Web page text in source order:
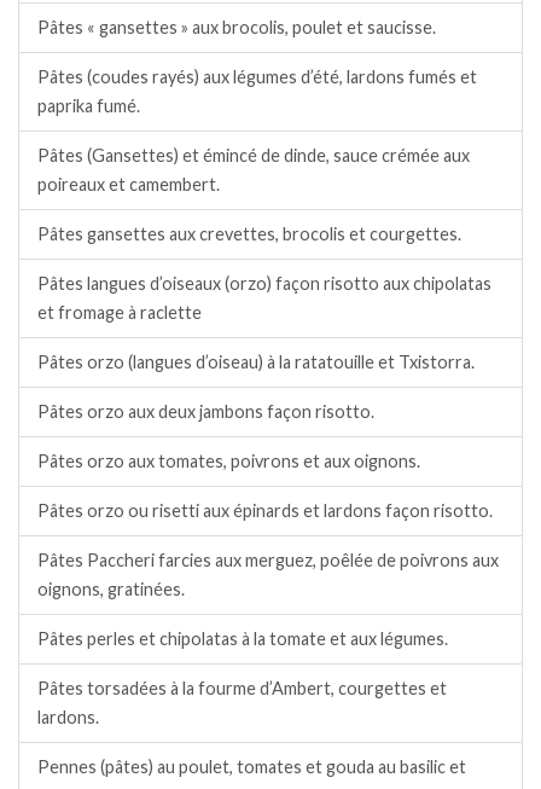
Pâtes « gansettes » aux brocolis, poulet et saucisse.
Pâtes (coudes rayés) aux légumes d’été, lardons fumés et
paprika fumé.
Pâtes (Gansettes) et émincé de dinde, sauce crémée aux
poireaux et camembert.
Pâtes gansettes aux crevettes, brocolis et courgettes.
Pâtes langues d’oiseaux (orzo) façon risotto aux chipolatas
et fromage à raclette
Pâtes orzo (langues d’oiseau) à la ratatouille et Txistorra.
Pâtes orzo aux deux jambons façon risotto.
Pâtes orzo aux tomates, poivrons et aux oignons.
Pâtes orzo ou risetti aux épinards et lardons façon risotto.
Pâtes Paccheri farcies aux merguez, poêlée de poivrons aux
oignons, gratinées.
Pâtes perles et chipolatas à la tomate et aux légumes.
Pâtes torsadées à la fourme d’Ambert, courgettes et
lardons.
Pennes (pâtes) au poulet, tomates et gouda au basilic et